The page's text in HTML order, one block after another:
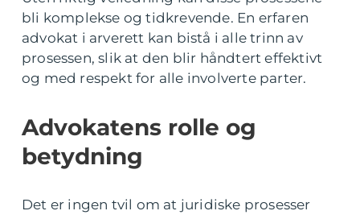
bli komplekse og tidkrevende. En erfaren
advokat i arverett kan bistå i alle trinn av
prosessen, slik at den blir håndtert effektivt
og med respekt for alle involverte parter.
Advokatens rolle og
betydning
Det er ingen tvil om at juridiske prosesser